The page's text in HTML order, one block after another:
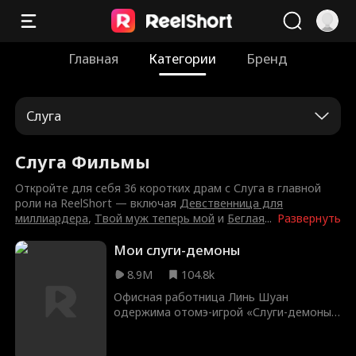
Главная Категории Бренд
Слуга
Слуга Фильмы
Развернуть
Откройте для себя 36 коротких драм с Слуга в главной
роли на ReelShort — включаяДевственница для
миллиардера, Твой муж теперь мой и Беглая...
Мои слуги-демоны
8.9M
104.8k
Офисная работница Линь Шуан
одержима отомэ-игрой «Слуги-демоны»